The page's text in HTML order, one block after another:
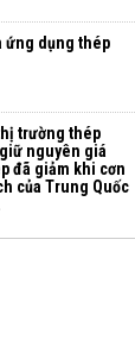
ứng dụng thép
trường thép
nguyên giá
đã giảm khi cơn
của Trung Quốc